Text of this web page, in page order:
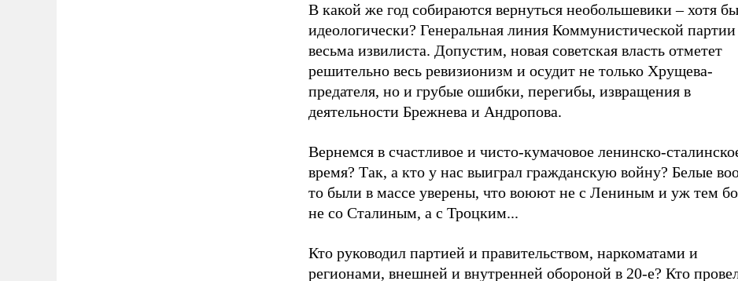
В какой же год собираются вернуться необольшевики – хотя бы
идеологически? Генеральная линия Коммунистической
весьма извилиста. Допустим, новая советская власть отметет
решительно весь ревизионизм и осудит не только Хрущева-
предателя, но и грубые ошибки, перегибы, извращения в
деятельности Брежнева и Андропова.
Вернемся в счастливое и чисто-кумачовое ленинско-
время? Так, а кто у нас выиграл гражданскую войну? Белые
то были в массе уверены, что воюют не с Лениным и уж тем
не со Сталиным, а с Троцким...
Кто руководил партией и правительством, наркоматами и
регионами, внешней и внутренней обороной в 20-е? Кто